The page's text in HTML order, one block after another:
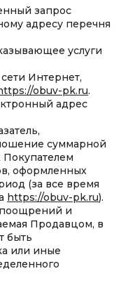
запрос
адресу перечня
услуги
Интернет,
obuv-pk.ru.
адрес
суммарной
оформленных
(за все время
https://obuv-pk.ru).
и
Продавцом, в
быть
или иные